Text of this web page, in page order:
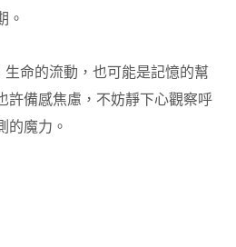
。
命的流動，也可能是記憶的幫
許備感焦慮，不妨靜下心觀察呼
的魔力。